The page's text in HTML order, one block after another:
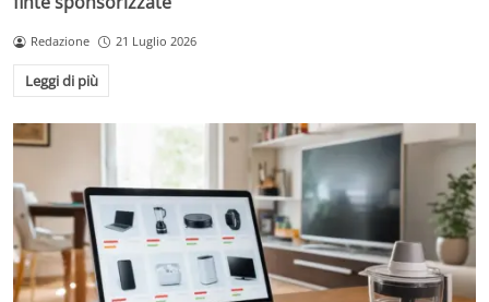
Redazione 21 Luglio 2026
Leggi di più